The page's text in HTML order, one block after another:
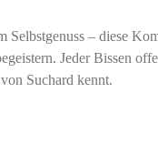
Selbstgenuss – diese
Jeder Bissen
Suchard kennt.